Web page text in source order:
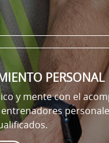
PERSONAL
y mente con el